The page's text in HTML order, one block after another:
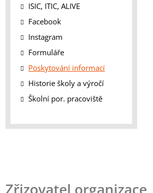
ISIC, ITIC, ALIVE
Facebook
Instagram
Formuláře
Poskytování informací
Historie školy a výročí
Školní por. pracoviště
Zřizovatel organizace